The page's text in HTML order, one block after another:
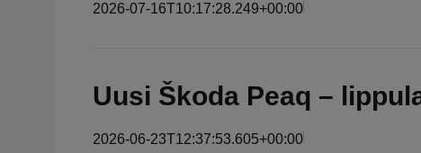
2026-07-16T10:17:28.249+00:00
Uusi Škoda Peaq –
2026-06-23T12:37:53.605+00:00